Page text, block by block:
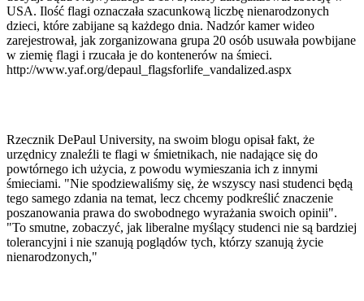
USA. Ilość flagi oznaczała szacunkową liczbę nienarodzonych
dzieci, które zabijane są każdego dnia. Nadzór kamer wideo
zarejestrował, jak zorganizowana grupa 20 osób usuwała powbijane
w ziemię flagi i rzucała je do kontenerów na śmieci.
http://www.yaf.org/depaul_flagsforlife_vandalized.aspx
Rzecznik DePaul University, na swoim blogu opisał fakt, że
urzędnicy znaleźli te flagi w śmietnikach, nie nadające się do
powtórnego ich użycia, z powodu wymieszania ich z innymi
śmieciami. "Nie spodziewaliśmy się, że wszyscy nasi studenci będą
tego samego zdania na temat, lecz chcemy podkreślić znaczenie
poszanowania prawa do swobodnego wyrażania swoich opinii".
"To smutne, zobaczyć, jak liberalne myślący studenci nie są bardziej
tolerancyjni i nie szanują poglądów tych, którzy szanują życie
nienarodzonych,"